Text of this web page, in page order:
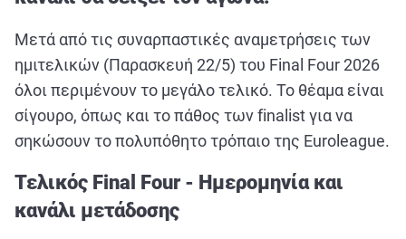
ΑΘΛΗΤΙΚΑ
ΣΥΝΕΝΤΕΥΞΕΙΣ
ΑΘΛΗΤΙΚΕΣ ΜΕΤΑΔΟΣΕΙΣ
Εξυπηρέτηση Πελατών
Μετά από τις συναρπαστικές αναμετρήσεις των
ημιτελικών (Παρασκευή 22/5) του Final Four 2026
όλοι περιμένουν το μεγάλο τελικό. Το θέαμα είναι
σίγουρο, όπως και το πάθος των finalist για να
σηκώσουν το πολυπόθητο τρόπαιο της Euroleague.
Τελικός Final Four - Ημερομηνία και
κανάλι μετάδοσης